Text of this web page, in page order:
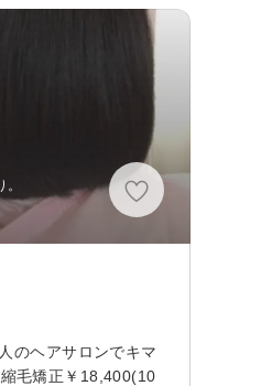
のヘアサロンでキマ
毛矯正￥18,400(10